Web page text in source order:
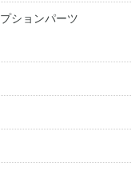
ションパーツ